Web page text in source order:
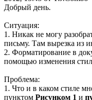
Добрый день.
Ситуация:
1. Никак не могу
письму. Там вырезка из
2. Форматирование в
помощью изменения
Проблема:
1. Что и в каком стиле
пунктом Рисунком 1 и